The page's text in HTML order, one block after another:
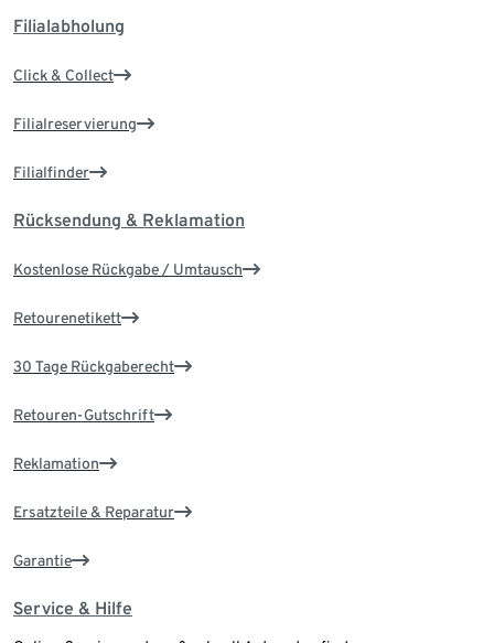
Filialabholung
Click & Collect
Filialreservierung
Filialfinder
Rücksendung & Reklamation
Kostenlose Rückgabe / Umtausch
Retourenetikett
30 Tage Rückgaberecht
Retouren-Gutschrift
Reklamation
Ersatzteile & Reparatur
Garantie
Service & Hilfe